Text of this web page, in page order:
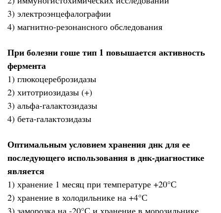
3) электроэнцефалографии
4) магнитно-резонансного обследования
При болезни гоше тип 1 повышается активность
фермента
1) глюкоцереброзидазы
2) хитотриозидазы (+)
3) альфа-галактозидазы
4) бета-галактозидазы
Оптимальным условием хранения днк для ее
последующего использования в днк-диагностике
является
1) хранение 1 месяц при температуре +20°С
2) хранение в холодильнике на +4°С